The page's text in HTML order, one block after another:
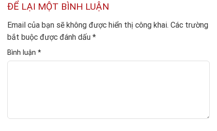
ĐỂ LẠI MỘT BÌNH LUẬN
Email của bạn sẽ không được hiển thị công khai. Các trường
bắt buộc được đánh dấu *
Bình luận *